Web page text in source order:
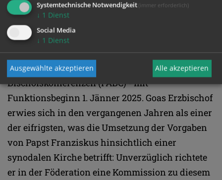
Gracias, den der Papst in den Kardinalsrat für
seine Kurienreform holte.
Im Februar 2024 folgte Ferrãos Wahl zum
Vorsitzenden der Föderation der Asiatischen
Bischofskonferenzen (FABC) - mit
Funktionsbeginn 1. Jänner 2025. Goas Erzbischof
erwies sich in den vergangenen Jahren als einer
der eifrigsten, was die Umsetzung der Vorgaben
von Papst Franziskus hinsichtlich einer
synodalen Kirche betrifft: Unverzüglich richtete
er in der Föderation eine Kommission zu diesem
Systemtechnische Notwendigkeit (immer erforderlich)
↓ 1 Dienst
Social Media
↓ 1 Dienst
Ausgewählte akzeptieren Alle akzeptieren